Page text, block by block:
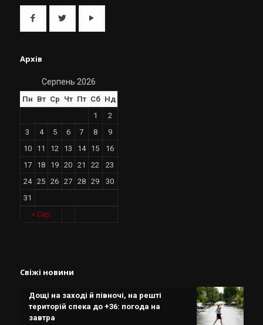
Архів
Серпень 2026
Пн Вт Ср Чт Пт Сб Нд
« Сер
1
2
3
4 5 6 7 8
9
10
11 12 13 14 15
16
17
18 19 20 21 22
23
24
25 26 27 28 29
30
31
Свіжі новини
Дощі на заході й півночі, на решті
територій спека до +36: погода на
завтра